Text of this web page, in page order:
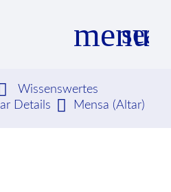
menu
SUCHEN
Wissenswertes
Details Mensa (Altar)